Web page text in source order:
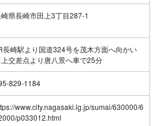
県長崎市田上3丁目287-1
長崎駅より国道324号を茂木方面へ向かい
上交差点より唐八景へ車で25分
829-1184
www.city.nagasaki.lg.jp/sumai/630000/6
p033012.html